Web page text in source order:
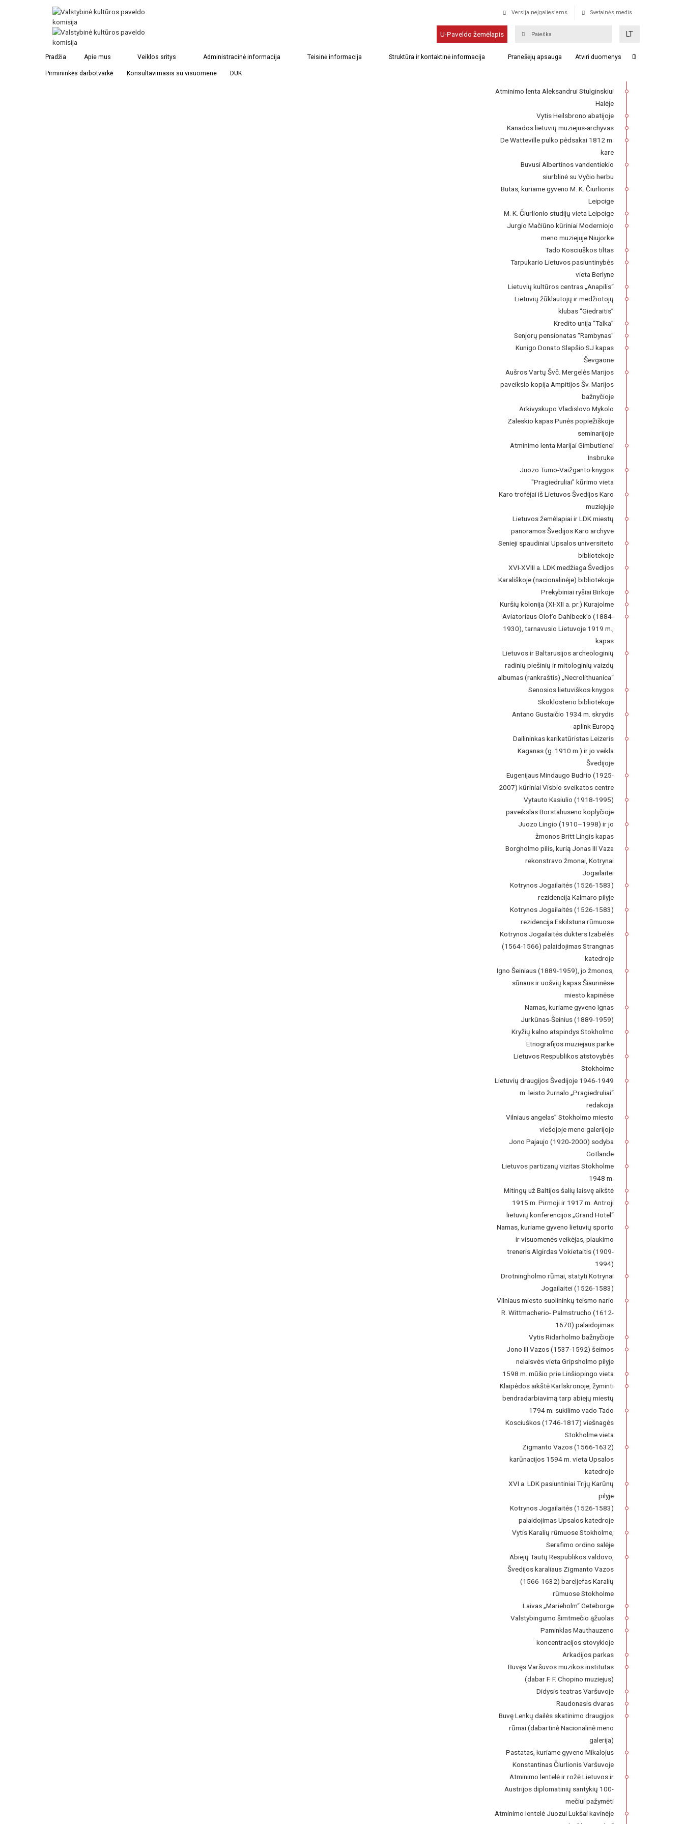
Versija neįgaliesiems Svetainės medis
U-Paveldo žemėlapis LT
Pradžia Apie mus Veiklos sritys Administracinė informacija Teisinė informacija Struktūra ir kontaktinė informacija Pranešėjų apsauga Atviri duomenys
Pirmininkės darbotvarkė Konsultavimasis su visuomene DUK
Polockas
Franckesche Stiftungen kompleksas,
Atminimo lenta Aleksandrui Stulginskiui
Halėje
Vytis Heilsbrono abatijoje
Kanados lietuvių muziejus-archyvas
De Watteville pulko pėdsakai 1812 m.
kare
Buvusi Albertinos vandentiekio
siurblinė su Vyčio herbu
Butas, kuriame gyveno M. K. Čiurlionis
Leipcige
M. K. Čiurlionio studijų vieta Leipcige
Jurgio Mačiūno kūriniai Moderniojo
meno muziejuje Niujorke
Tado Kosciuškos tiltas
Tarpukario Lietuvos pasiuntinybės
vieta Berlyne
Lietuvių kultūros centras „Anapilis“
Lietuvių žūklautojų ir medžiotojų
klubas “Giedraitis”
Kredito unija “Talka”
Senjorų pensionatas “Rambynas"
Kunigo Donato Slapšio SJ kapas
Ševgaone
Aušros Vartų Švč. Mergelės Marijos
paveikslo kopija Ampitijos Šv. Marijos
bažnyčioje
Arkivyskupo Vladislovo Mykolo
Zaleskio kapas Punės popiežiškoje
seminarijoje
Atminimo lenta Marijai Gimbutienei
Insbruke
Juozo Tumo-Vaižganto knygos
"Pragiedruliai" kūrimo vieta
Karo trofėjai iš Lietuvos Švedijos Karo
muziejuje
Lietuvos žemėlapiai ir LDK miestų
panoramos Švedijos Karo archyve
Senieji spaudiniai Upsalos universiteto
bibliotekoje
XVI-XVIII a. LDK medžiaga Švedijos
Karališkoje (nacionalinėje) bibliotekoje
Prekybiniai ryšiai Birkoje
Kuršių kolonija (XI-XII a. pr.) Kurajolme
Aviatoriaus Olof’o Dahlbeck’o (1884-
1930), tarnavusio Lietuvoje 1919 m.,
kapas
Lietuvos ir Baltarusijos archeologinių
radinių piešinių ir mitologinių vaizdų
albumas (rankraštis) „Necrolithuanica“
Senosios lietuviškos knygos
Skoklosterio bibliotekoje
Antano Gustaičio 1934 m. skrydis
aplink Europą
Dailininkas karikatūristas Leizeris
Kaganas (g. 1910 m.) ir jo veikla
Švedijoje
Eugenijaus Mindaugo Budrio (1925-
2007) kūriniai Visbio sveikatos centre
Vytauto Kasiulio (1918-1995)
paveikslas Borstahuseno koplyčioje
Juozo Lingio (1910–1998) ir jo
žmonos Britt Lingis kapas
Borgholmo pilis, kurią Jonas III Vaza
rekonstravo žmonai, Kotrynai
Jogailaitei
Kotrynos Jogailaitės (1526-1583)
rezidencija Kalmaro pilyje
Kotrynos Jogailaitės (1526-1583)
rezidencija Eskilstuna rūmuose
Kotrynos Jogailaitės dukters Izabelės
(1564-1566) palaidojimas Strangnas
katedroje
Igno Šeiniaus (1889-1959), jo žmonos,
sūnaus ir uošvių kapas Šiaurinėse
miesto kapinėse
Namas, kuriame gyveno Ignas
Jurkūnas-Šeinius (1889-1959)
Kryžių kalno atspindys Stokholmo
Etnografijos muziejaus parke
Lietuvos Respublikos atstovybės
Stokholme
Lietuvių draugijos Švedijoje 1946-1949
m. leisto žurnalo „Pragiedruliai“
redakcija
Vilniaus angelas” Stokholmo miesto
viešojoje meno galerijoje
Jono Pajaujo (1920-2000) sodyba
Gotlande
Lietuvos partizanų vizitas Stokholme
1948 m.
Mitingų už Baltijos šalių laisvę aikštė
1915 m. Pirmoji ir 1917 m. Antroji
lietuvių konferencijos „Grand Hotel“
Namas, kuriame gyveno lietuvių sporto
ir visuomenės veikėjas, plaukimo
treneris Algirdas Vokietaitis (1909-
1994)
Drotningholmo rūmai, statyti Kotrynai
Jogailaitei (1526-1583)
Vilniaus miesto suolininkų teismo nario
R. Wittmacherio- Palmstrucho (1612-
1670) palaidojimas
Vytis Ridarholmo bažnyčioje
Jono III Vazos (1537-1592) šeimos
nelaisvės vieta Gripsholmo pilyje
1598 m. mūšio prie Linšiopingo vieta
Klaipėdos aikštė Karlskronoje, žyminti
bendradarbiavimą tarp abiejų miestų
1794 m. sukilimo vado Tado
Kosciuškos (1746-1817) viešnagės
Stokholme vieta
Zigmanto Vazos (1566-1632)
karūnacijos 1594 m. vieta Upsalos
katedroje
XVI a. LDK pasiuntiniai Trijų Karūnų
pilyje
Kotrynos Jogailaitės (1526-1583)
palaidojimas Upsalos katedroje
Vytis Karalių rūmuose Stokholme,
Serafimo ordino salėje
Abiejų Tautų Respublikos valdovo,
Švedijos karaliaus Zigmanto Vazos
(1566-1632) bareljefas Karalių
rūmuose Stokholme
Laivas „Marieholm“ Geteborge
Valstybingumo šimtmečio ąžuolas
Paminklas Mauthauzeno
koncentracijos stovykloje
Arkadijos parkas
Buvęs Varšuvos muzikos institutas
(dabar F. F. Chopino muziejus)
Didysis teatras Varšuvoje
Raudonasis dvaras
Buvę Lenkų dailės skatinimo draugijos
rūmai (dabartinė Nacionalinė meno
galerija)
Pastatas, kuriame gyveno Mikalojus
Konstantinas Čiurlionis Varšuvoje
Atminimo lentelė ir rožė Lietuvos ir
Austrijos diplomatinių santykių 100-
mečiui pažymėti
Atminimo lentelė Juozui Lukšai kavinėje